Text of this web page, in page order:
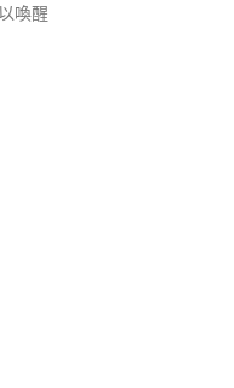
喚醒